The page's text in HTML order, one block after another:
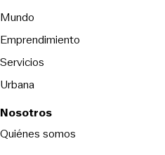
Mundo
Emprendimiento
Servicios
Urbana
Nosotros
Quiénes somos